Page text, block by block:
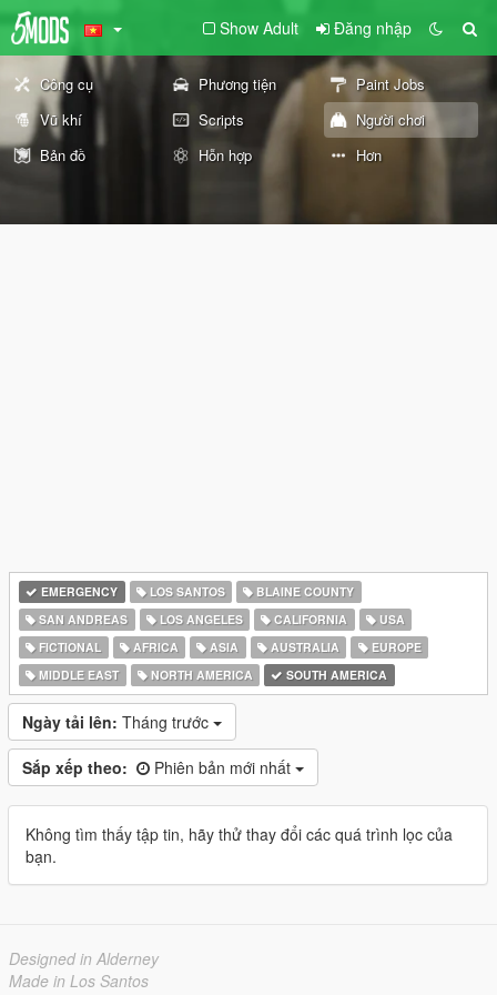
Show Adult Đăng nhập
Công cụ Phương tiện
Paint Jobs
Vũ khí
Scripts
Người chơi
Bản đồ
Hỗn hợp Hơn
EMERGENCY LOS SANTOS
BLAINE COUNTY
SAN ANDREAS
LOS ANGELES CALIFORNIA
USA
FICTIONAL
AFRICA ASIA AUSTRALIA
EUROPE
MIDDLE EAST
NORTH AMERICA SOUTH AMERICA
Ngày tải lên: Tháng trước
Sắp xếp theo: Phiên bản mới nhất
Không tìm thấy tập tin, hãy thử thay đổi các quá trình lọc của
bạn.
Designed in Alderney
Made in Los Santos